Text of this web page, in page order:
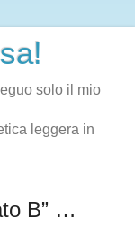
solo il mio
leggera in
B” …